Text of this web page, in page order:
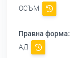
ОСЪМ
Правна форма:
АД